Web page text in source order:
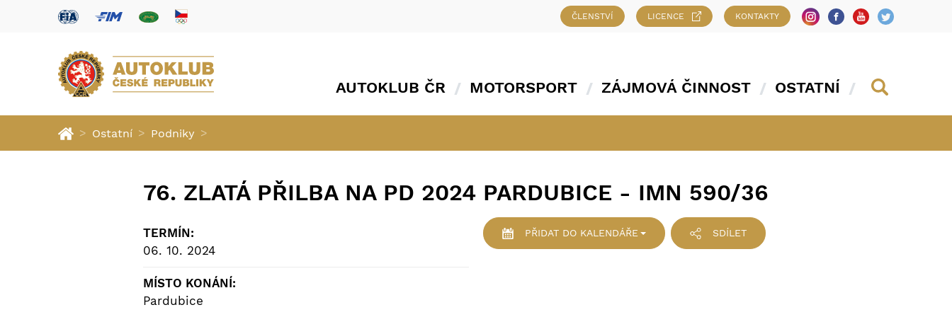
ČLENSTVÍ LICENCE KONTAKTY
AUTOKLUB ČR MOTORSPORT ZÁJMOVÁ ČINNOST OSTATNÍ
> Ostatní > Podniky >
76. ZLATÁ PŘILBA NA PD 2024 PARDUBICE - IMN 590/36
TERMÍN:
06. 10. 2024
MÍSTO KONÁNÍ:
Pardubice
PŘIDATDO KALENDÁŘE SDÍLET